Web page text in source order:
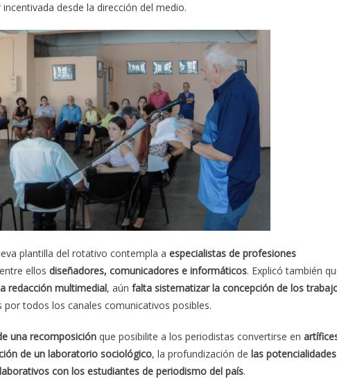
desde la dirección del medio.
plantilla del rotativo contempla a especialistas de profesiones
ellos diseñadores, comunicadores e informáticos. Explicó también
redacción multimedial, aún falta sistematizar la concepción de los
por todos los canales comunicativos posibles.
una recomposición que posibilite a los periodistas convertirse en
de un laboratorio sociológico, la profundización de las potencialidades
con los estudiantes de periodismo del país.